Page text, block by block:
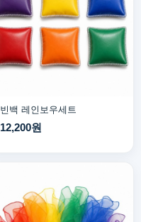
빈백 레인보우세트
12,200원